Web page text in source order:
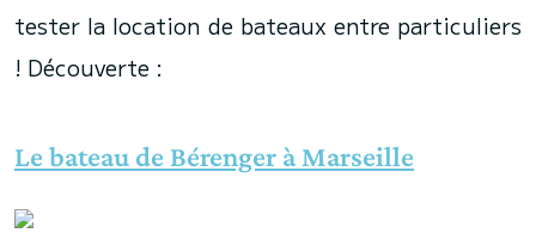
tester la location de bateaux entre particuliers
! Découverte :
Le bateau de Bérenger à Marseille